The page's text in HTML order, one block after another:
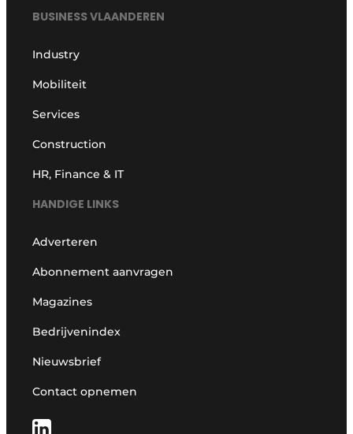
BUSINESS VLAANDEREN
Industry
Mobiliteit
Services
Construction
HR, Finance & IT
HANDIGE LINKS
Adverteren
Abonnement aanvragen
Magazines
Bedrijvenindex
Nieuwsbrief
Contact opnemen